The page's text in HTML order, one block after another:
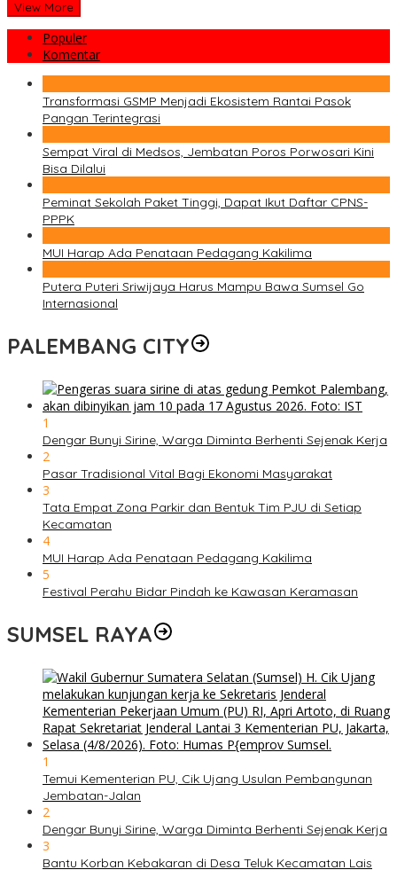
View More
Populer
Komentar
Transformasi GSMP Menjadi Ekosistem Rantai Pasok
Pangan Terintegrasi
Sempat Viral di Medsos, Jembatan Poros Porwosari Kini
Bisa Dilalui
Peminat Sekolah Paket Tinggi, Dapat Ikut Daftar CPNS-
PPPK
MUI Harap Ada Penataan Pedagang Kakilima
Putera Puteri Sriwijaya Harus Mampu Bawa Sumsel Go
Internasional
PALEMBANG CITY
1
Dengar Bunyi Sirine, Warga Diminta Berhenti Sejenak Kerja
2
Pasar Tradisional Vital Bagi Ekonomi Masyarakat
3
Tata Empat Zona Parkir dan Bentuk Tim PJU di Setiap
Kecamatan
4
MUI Harap Ada Penataan Pedagang Kakilima
5
Festival Perahu Bidar Pindah ke Kawasan Keramasan
SUMSEL RAYA
1
Temui Kementerian PU, Cik Ujang Usulan Pembangunan
Jembatan-Jalan
2
Dengar Bunyi Sirine, Warga Diminta Berhenti Sejenak Kerja
3
Bantu Korban Kebakaran di Desa Teluk Kecamatan Lais